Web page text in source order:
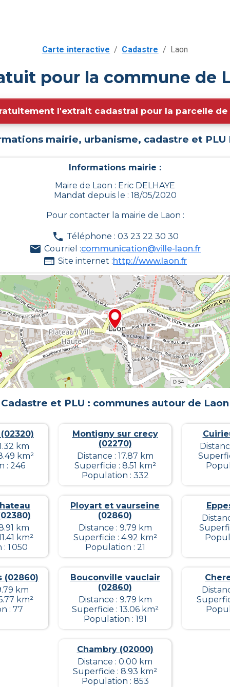
Carte interactive / Cadastre / Laon
pour la commune de
l'extrait cadastral pour la parcelle de
mairie, urbanisme, cadastre et PLU
Informations mairie :
Maire de Laon : Eric DELHAYE
Mandat depuis le : 18/05/2020
Pour contacter la mairie de Laon :
Téléphone : 03 23 22 30 30
Courriel :communication@ville-laon.fr
Site internet :http://www.laon.fr
Cadastre et PLU : communes autour de Laon
km
km²
: 246
Montigny sur crecy
(02270)
Distance : 17.87 km
Superficie : 8.51 km²
Population : 332
km
km²
1 050
Ployart et vaurseine
(02860)
Distance : 9.79 km
Superficie : 4.92 km²
Population : 21
(02860)
km
km²
: 77
Bouconville vauclair
(02860)
Distance : 9.79 km
Superficie : 13.06 km²
Population : 191
Chambry (02000)
Distance : 0.00 km
Superficie : 8.93 km²
Population : 853